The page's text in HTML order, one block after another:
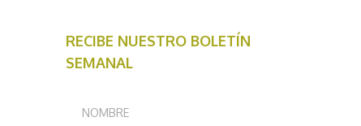
RECIBE NUESTRO BOLETÍN
SEMANAL